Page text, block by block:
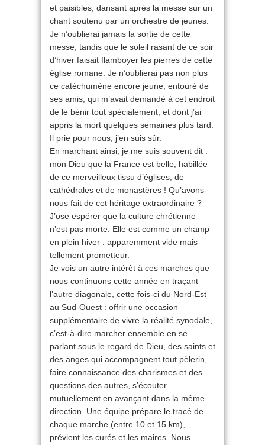
et paisibles, dansant après la messe sur un
chant soutenu par un orchestre de jeunes.
Je n’oublierai jamais la sortie de cette
messe, tandis que le soleil rasant de ce soir
d’hiver faisait flamboyer les pierres de cette
église romane. Je n’oublierai pas non plus
ce catéchumène encore jeune, entouré de
ses amis, qui m’avait demandé à cet endroit
de le bénir tout spécialement, et dont j’ai
appris la mort quelques semaines plus tard.
Il prie pour nous, j’en suis sûr.
En marchant ainsi, je me suis souvent dit :
mon Dieu que la France est belle, habillée
de ce merveilleux tissu d’églises, de
cathédrales et de monastères ! Qu’avons-
nous fait de cet héritage extraordinaire ?
J’ose espérer que la culture chrétienne
n’est pas morte. Elle est comme un champ
en plein hiver : apparemment vide mais
tellement prometteur.
Je vois un autre intérêt à ces marches que
nous continuons cette année en traçant
l’autre diagonale, cette fois-ci du Nord-Est
au Sud-Ouest : offrir une occasion
supplémentaire de vivre la réalité synodale,
c’est-à-dire marcher ensemble en se
parlant sous le regard de Dieu, des saints et
des anges qui accompagnent tout pèlerin,
faire connaissance des charismes et des
questions des autres, s’écouter
mutuellement en avançant dans la même
direction. Une équipe prépare le tracé de
chaque marche (entre 10 et 15 km),
prévient les curés et les maires. Nous